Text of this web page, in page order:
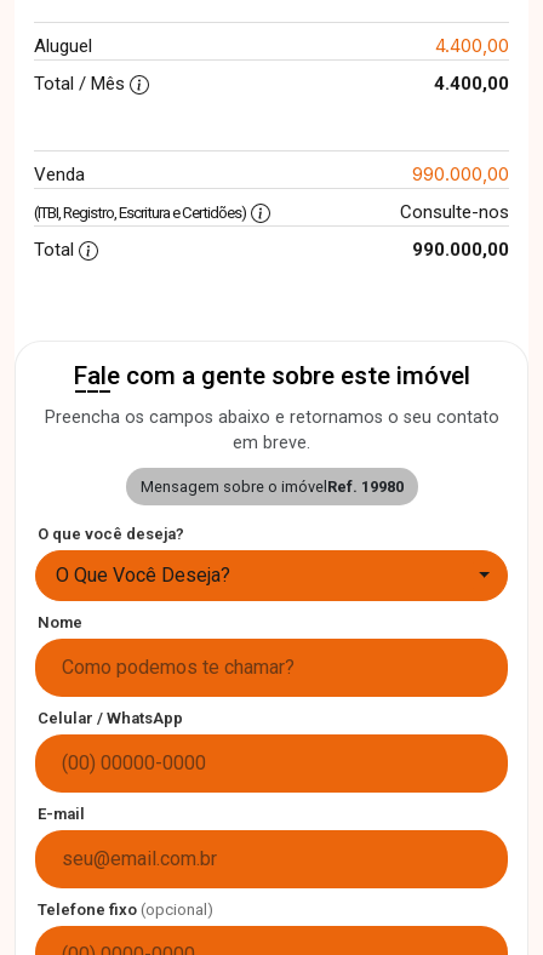
Aluguel 4.400,00
Total / Mês 4.400,00
Venda 990.000,00
(ITBI, Registro, Escritura e Certidões)
Consulte-nos
Total
990.000,00
Fale com a gente sobre este imóvel
Preencha os campos abaixo e retornamos o seu contato
em breve.
Mensagem sobre o imóvelRef. 19980
O que você deseja?
O Que Você Deseja?
Nome
Celular / WhatsApp
E-mail
Telefone fixo (opcional)